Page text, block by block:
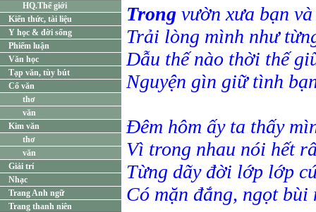
HQ.Thế giới
Kiến thức, tài liệu
Y học & đời sống
Phiếm luận
Văn học
Tạp văn, tùy bút
Cổ văn
thơ
văn
Kim văn
thơ
văn
Giải trí
Nhạc
Trang Anh ngữ
Trang thanh niên
Trong vườn xưa bạn
Trải lòng mình như
Dẫu thế nào thời thế
Nguyện gìn giữ tình
Đêm hôm ấy ta thấy
Vì trong nhau nói hết
Từng dãy đời lớp lớp
Có mặn đắng, ngọt bùi